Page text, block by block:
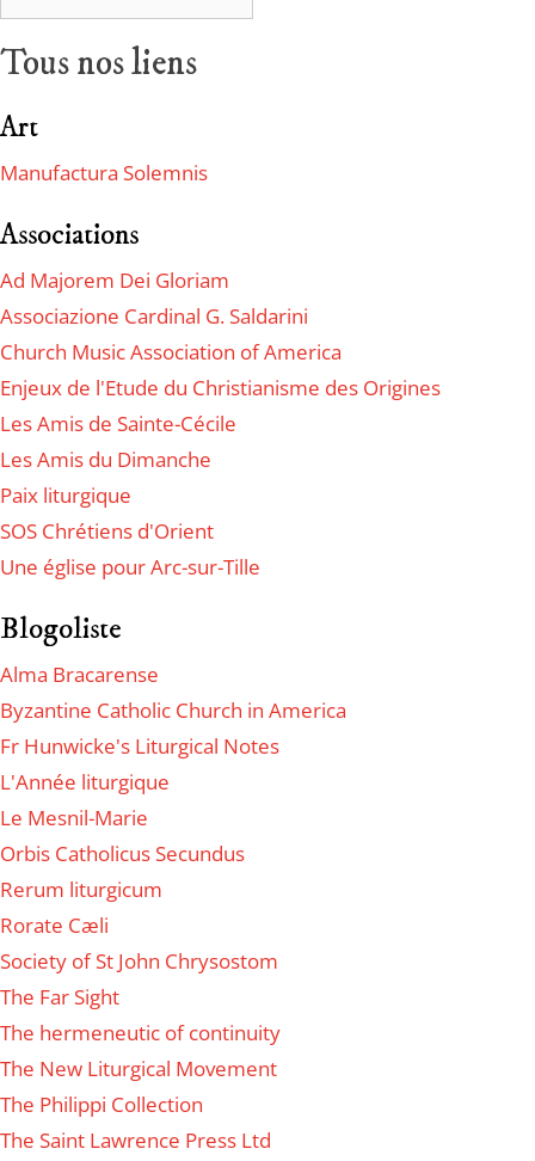
Tous nos liens
Art
Manufactura Solemnis
Associations
Ad Majorem Dei Gloriam
Associazione Cardinal G. Saldarini
Church Music Association of America
Enjeux de l'Etude du Christianisme des Origines
Les Amis de Sainte-Cécile
Les Amis du Dimanche
Paix liturgique
SOS Chrétiens d'Orient
Une église pour Arc-sur-Tille
Blogoliste
Alma Bracarense
Byzantine Catholic Church in America
Fr Hunwicke's Liturgical Notes
L'Année liturgique
Le Mesnil-Marie
Orbis Catholicus Secundus
Rerum liturgicum
Rorate Cæli
Society of St John Chrysostom
The Far Sight
The hermeneutic of continuity
The New Liturgical Movement
The Philippi Collection
The Saint Lawrence Press Ltd